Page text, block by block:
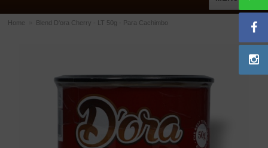
Filtros para Cachimbo
Suportes Bertoldi para Cachimbos
Home Blend D'ora Cherry - LT 50g - Para Cachimbo